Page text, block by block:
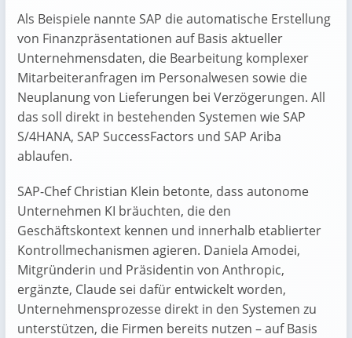
Als Beispiele nannte SAP die automatische Erstellung
von Finanzpräsentationen auf Basis aktueller
Unternehmensdaten, die Bearbeitung komplexer
Mitarbeiteranfragen im Personalwesen sowie die
Neuplanung von Lieferungen bei Verzögerungen. All
das soll direkt in bestehenden Systemen wie SAP
S/4HANA, SAP SuccessFactors und SAP Ariba
ablaufen.
SAP-Chef Christian Klein betonte, dass autonome
Unternehmen KI bräuchten, die den
Geschäftskontext kennen und innerhalb etablierter
Kontrollmechanismen agieren. Daniela Amodei,
Mitgründerin und Präsidentin von Anthropic,
ergänzte, Claude sei dafür entwickelt worden,
Unternehmensprozesse direkt in den Systemen zu
unterstützen, die Firmen bereits nutzen – auf Basis